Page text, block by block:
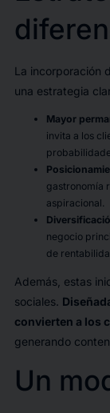
La incorporación
una estrategia
Mayor
invita a los
gastronomía
aspiracional.
negocio
de
Además, estas
sociales.
convierten a los
generando
Un